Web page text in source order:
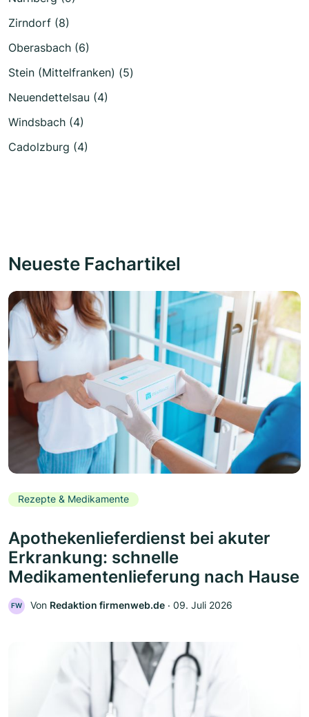
Zirndorf (8)
Oberasbach (6)
Stein (Mittelfranken) (5)
Neuendettelsau (4)
Windsbach (4)
Cadolzburg (4)
Neueste Fachartikel
Rezepte & Medikamente
Apothekenlieferdienst bei akuter
Erkrankung: schnelle
Medikamentenlieferung nach Hause
FW Von Redaktion firmenweb.de ‧ 09. Juli 2026